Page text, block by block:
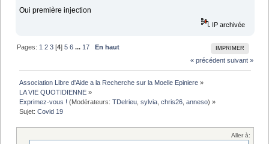
Oui première injection
IP archivée
IMPRIMER
Pages: 1 2 3 [4]5 6 ... 17
En haut
« précédent suivant »
Association Libre d'Aide a la Recherche sur la Moelle Epiniere »
LA VIE QUOTIDIENNE »
Exprimez-vous ! (Modérateurs:TDelrieu ,sylvia ,chris26 ,anneso) »
Sujet:Covid 19
Aller à: